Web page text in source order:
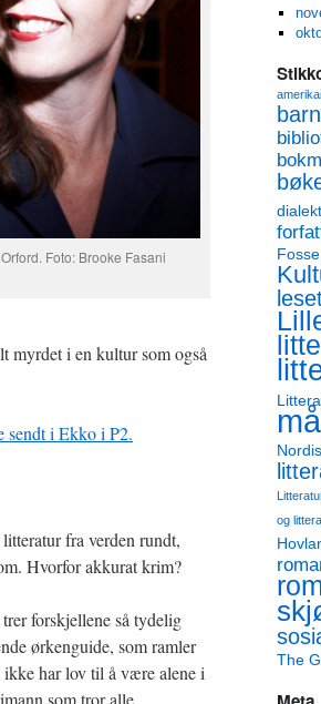
Foto: Brooke Fasani
myrdet i en kultur som også
sendt i Ekko i P2.
fra verden rundt,
Hvorfor akkurat krim?
forskjellene så tydelig
ørkenguide, som ramler
ikke har lov til å være alene i
som tror alle
dialekt
Fosse
og
The